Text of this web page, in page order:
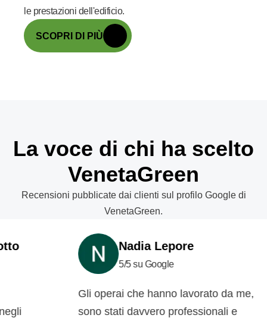
le prestazioni dell'edificio.
SCOPRI DI PIÙ
La voce di chi ha scelto
VenetaGreen
Recensioni pubblicate dai clienti sul profilo Google di
VenetaGreen.
Nadia Lepore
5/5 su Google
Gli operai che hanno lavorato da me,
sono stati davvero professionali e